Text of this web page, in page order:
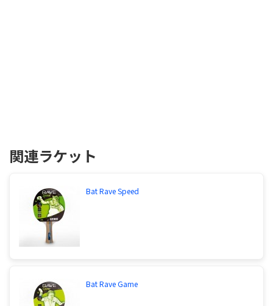
関連ラケット
Bat Rave Speed
Bat Rave Game